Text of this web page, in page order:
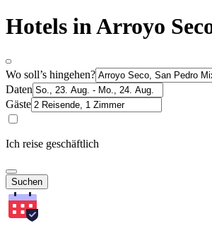
Hotels in Arroyo
Wo soll’s hingehen?
Daten
Gäste
Ich reise geschäftlich
Suchen